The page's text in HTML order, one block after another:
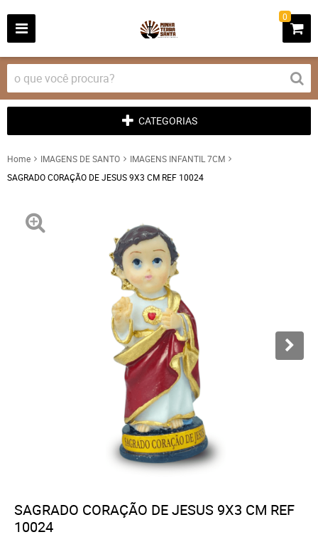
0
CATEGORIAS
Home IMAGENS DE SANTO
IMAGENS INFANTIL 7CM
SAGRADO CORAÇÃO DE JESUS 9X3 CM REF 10024
SAGRADO CORAÇÃO DE JESUS 9X3 CM REF
10024